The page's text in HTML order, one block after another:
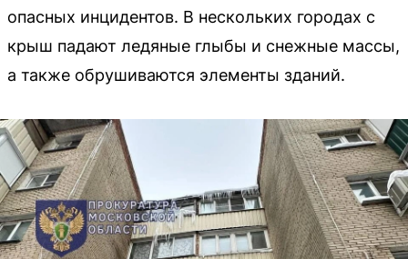
опасных инцидентов. В нескольких городах с
крыш падают ледяные глыбы и снежные массы,
а также обрушиваются элементы зданий.